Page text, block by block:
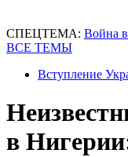
СПЕЦТЕМА: Война
ВСЕ ТЕМЫ
Вступление
в